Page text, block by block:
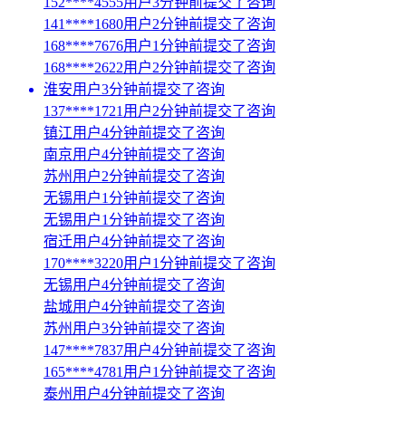
141****1680用户2分钟前提交了咨询
168****7676用户1分钟前提交了咨询
168****2622用户2分钟前提交了咨询
淮安用户3分钟前提交了咨询
137****1721用户2分钟前提交了咨询
镇江用户4分钟前提交了咨询
南京用户4分钟前提交了咨询
苏州用户2分钟前提交了咨询
无锡用户1分钟前提交了咨询
无锡用户1分钟前提交了咨询
宿迁用户4分钟前提交了咨询
170****3220用户1分钟前提交了咨询
无锡用户4分钟前提交了咨询
盐城用户4分钟前提交了咨询
苏州用户3分钟前提交了咨询
147****7837用户4分钟前提交了咨询
165****4781用户1分钟前提交了咨询
泰州用户4分钟前提交了咨询